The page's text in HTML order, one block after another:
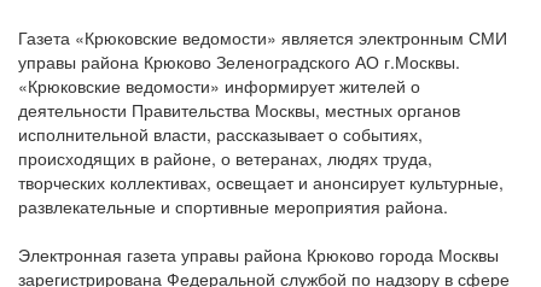
Газета «Крюковские ведомости» является электронным СМИ
управы района Крюково Зеленоградского АО г.Москвы.
«Крюковские ведомости» информирует жителей о
деятельности Правительства Москвы, местных органов
исполнительной власти, рассказывает о событиях,
происходящих в районе, о ветеранах, людях труда,
творческих коллективах, освещает и анонсирует культурные,
развлекательные и спортивные мероприятия района.
Электронная газета управы района Крюково города Москвы
зарегистрирована Федеральной службой по надзору в сфере